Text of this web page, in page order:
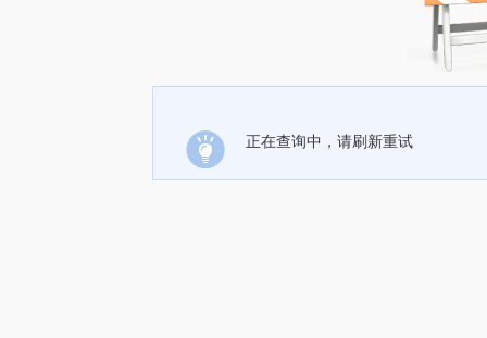
正在查询中，请刷新重试